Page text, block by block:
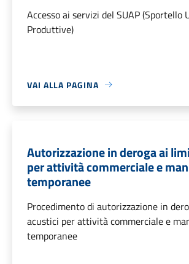
Accesso ai servizi del SUAP
Produttive)
VAI ALLA PAGINA
Autorizzazione in deroga ai
per attività commerciale e
temporanee
Procedimento di autorizzazione in
acustici per attività commerciale e
temporanee